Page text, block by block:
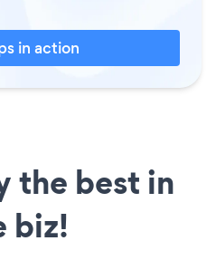
in action
the best in
biz!